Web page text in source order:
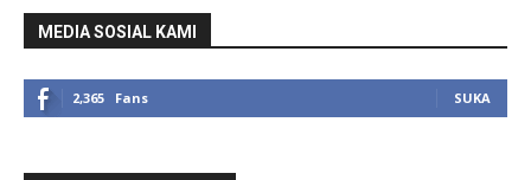
MEDIA SOSIAL KAMI
2,365 Fans SUKA